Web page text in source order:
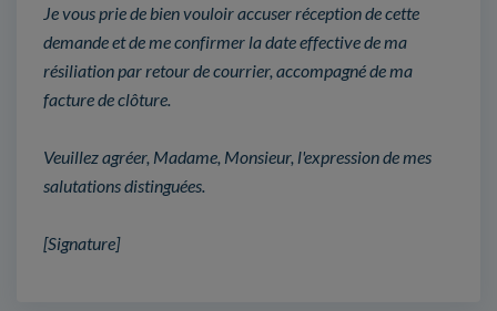
Je vous prie de bien vouloir accuser réception de cette
demande et de me confirmer la date effective de ma
résiliation par retour de courrier, accompagné de ma
facture de clôture.
Veuillez agréer, Madame, Monsieur, l'expression de mes
salutations distinguées.
[Signature]